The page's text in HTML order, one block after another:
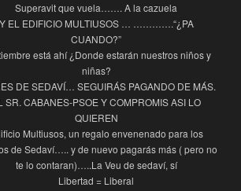
Superavit que vuela……. A la cazuela
Y EL EDIFICIO MULTIUSOS … ………….“¿PA
CUANDO?”
está ahí ¿Donde estarán nuestros niños y
niñas?
DE SEDAVÍ… SEGUIRÁS PAGANDO DE MÁS.
SR. CABANES-PSOE Y COMPROMIS ASI LO
QUIEREN
Multiusos, un regalo envenenado para los
de Sedaví….. y de nuevo pagarás más ( pero no
te lo contaran)…..La Veu de sedaví, sí
Libertad = Liberal